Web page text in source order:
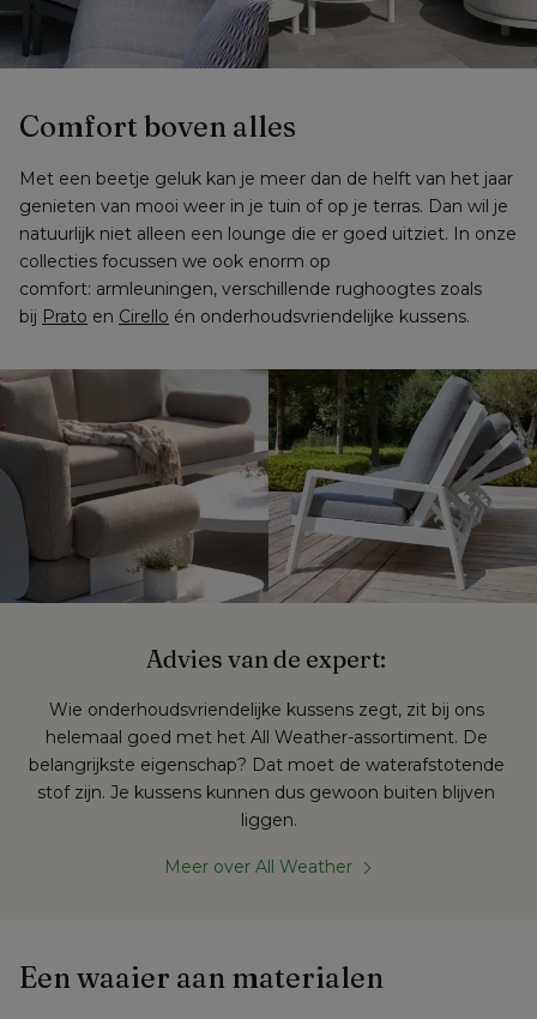
Comfort boven alles
Met een beetje geluk kan je meer dan de helft van het jaar
genieten van mooi weer in je tuin of op je terras. Dan wil je
natuurlijk niet alleen een lounge die er goed uitziet. In onze
collecties focussen we ook enorm op
comfort: armleuningen, verschillende rughoogtes zoals
bij Prato en Cirello én onderhoudsvriendelijke kussens.
Advies van de expert:
Wie onderhoudsvriendelijke kussens zegt, zit bij ons
helemaal goed met het All Weather-assortiment. De
belangrijkste eigenschap? Dat moet de waterafstotende
stof zijn. Je kussens kunnen dus gewoon buiten blijven
liggen.
Meer over All Weather
Een waaier aan materialen